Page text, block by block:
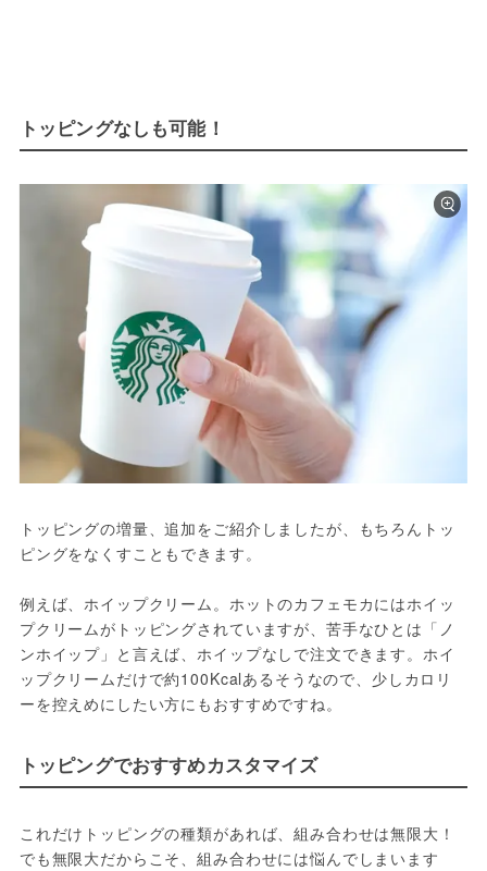
トッピングなしも可能！
トッピングの増量、追加をご紹介しましたが、もちろんトッ
ピングをなくすこともできます。
例えば、ホイップクリーム。ホットのカフェモカにはホイッ
プクリームがトッピングされていますが、苦手なひとは「ノ
ンホイップ」と言えば、ホイップなしで注文できます。ホイ
ップクリームだけで約100Kcalあるそうなので、少しカロリ
ーを控えめにしたい方にもおすすめですね。
トッピングでおすすめカスタマイズ
これだけトッピングの種類があれば、組み合わせは無限大！
でも無限大だからこそ、組み合わせには悩んでしまいます